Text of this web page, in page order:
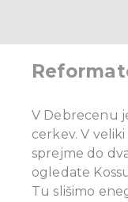
V Debrecenu
cerkev. V
sprejme do
ogledate
Tu slišimo